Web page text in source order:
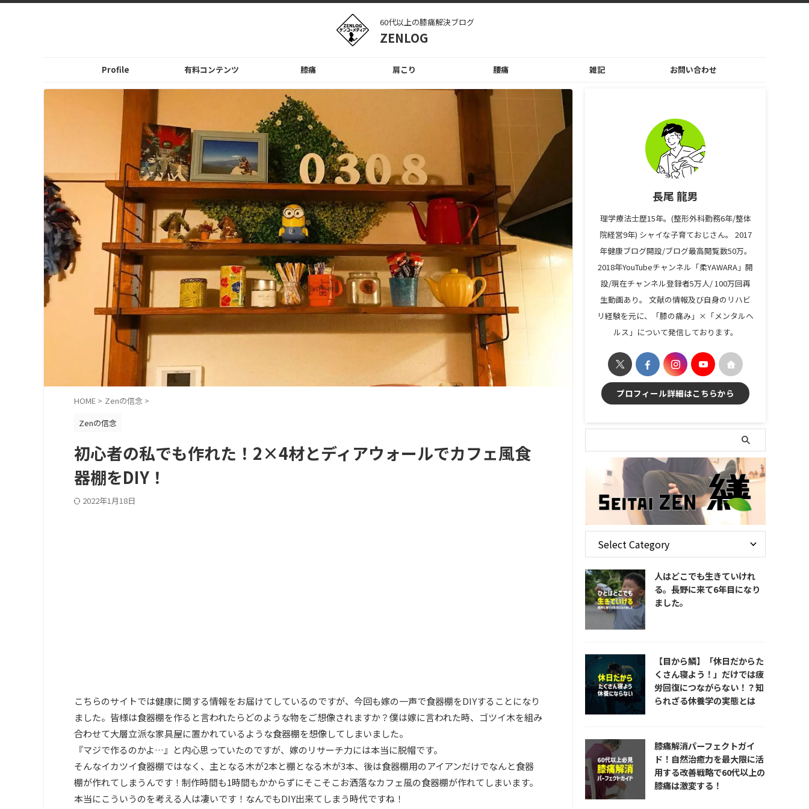
60代以上の膝痛解決ブログ
ZENLOG
Profile 有料コンテンツ 膝痛 肩こり 腰痛 雑記 お問い合わせ
HOME > Zenの信念 >
Zenの信念
初心者の私でも作れた！2×4材とディアウォールでカフェ風食
器棚をDIY！
2022年1月18日
こちらのサイトでは健康に関する情報をお届けてしているのですが、今回も嫁の一声で食器棚をDIYすることになり
ました。皆様は食器棚を作ると言われたらどのような物をご想像されますか？僕は嫁に言われた時、ゴツイ木を組み
合わせて大層立派な家具屋に置かれているような食器棚を想像してしまいました。
『マジで作るのかよ…』と内心思っていたのですが、嫁のリサーチ力には本当に脱帽です。
そんなイカツイ食器棚ではなく、主となる木が2本と棚となる木が3本、後は食器棚用のアイアンだけでなんと食器
棚が作れてしまうんです！制作時間も1時間もかからずにそこそこお洒落なカフェ風の食器棚が作れてしまいます。
本当にこういうのを考える人は凄いです！なんでもDIY出来てしまう時代ですね！
長尾 龍男
理学療法士歴15年。(整形外科勤務6年/整体
院経営9年) シャイな子育ておじさん。 2017
年健康ブログ開設/ブログ最高閲覧数50万。
2018年YouTubeチャンネル「柔YAWARA」開
設/現在チャンネル登録者5万人/ 100万回再
生動画あり。 文献の情報及び自身のリハビ
リ経験を元に、「膝の痛み」×「メンタルヘ
ルス」について発信しております。
プロフィール詳細はこちらから
人はどこでも生きていけれ
る。長野に来て6年目になり
ました。
【目から鱗】「休日だからた
くさん寝よう！」だけでは疲
労回復につながらない！？知
られざる休養学の実態とは
膝痛解消パーフェクトガイ
ド！自然治癒力を最大限に活
用する改善戦略で60代以上の
膝痛は激変する！